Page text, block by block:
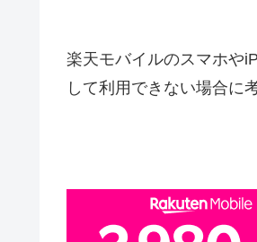
楽天モバイルのスマホや
して利用できない場合に